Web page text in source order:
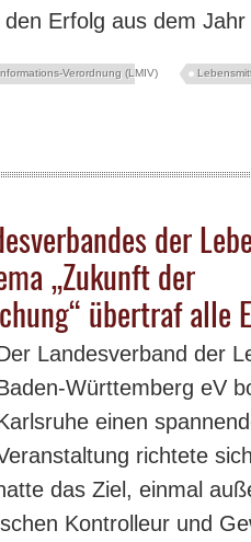
Erfolg aus dem
Verordnung (LMIV)
der
„Zukunft der
übertraf alle
Landesverband der
Württemberg eV
einen
richtete
das Ziel, einmal
Kontrolleur und